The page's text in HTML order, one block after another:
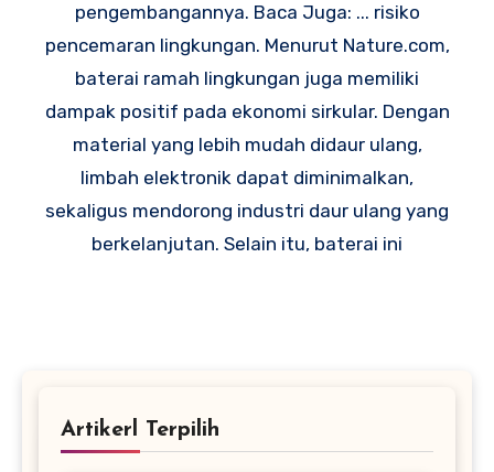
pengembangannya. Baca Juga: ... risiko
pencemaran lingkungan. Menurut Nature.com,
baterai ramah lingkungan juga memiliki
dampak positif pada ekonomi sirkular. Dengan
material yang lebih mudah didaur ulang,
limbah elektronik dapat diminimalkan,
sekaligus mendorong industri daur ulang yang
berkelanjutan. Selain itu, baterai ini
Artikerl Terpilih